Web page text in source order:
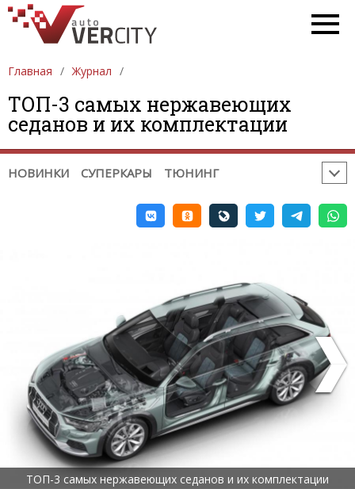
Главная Журнал
ТОП-3 самых нержавеющих
седанов и их комплектации
НОВИНКИ СУПЕРКАРЫ ТЮНИНГ
РЕМОНТ / ДИАГНОСТИКА
ГАДЖЕТЫ. ОБОРУДОВАНИЕ
СОВЕТЫ ПРИ ПОКУПКЕ / ПРОДАЖЕ
РЕКЛАМА
ТОП-3 самых нержавеющих седанов и их комплектации